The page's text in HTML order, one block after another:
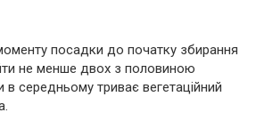
посадки до початку збирання
не менше двох з половиною
в середньому триває вегетаційний